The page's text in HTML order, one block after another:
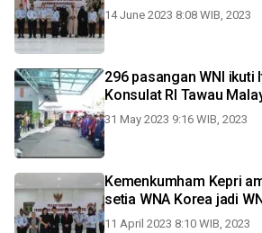
14 June 2023 8:08 WIB, 2023
296 pasangan WNI ikuti
Konsulat RI Tawau
31 May 2023 9:16 WIB, 2023
Kemenkumham Kepri
setia WNA Korea jadi
11 April 2023 8:10 WIB, 2023